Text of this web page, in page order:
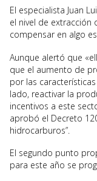
El especialista Juan
el nivel de
compensar en algo
Aunque alertó que
que el aumento de
por las
lado, reactivar la
incentivos a este
aprobó el Decreto
hidrocarburos”.
El segundo punto
para este año se